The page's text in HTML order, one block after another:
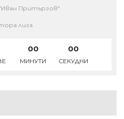
Притъргов"
лига
00
МИНУТИ
00
СЕКУДНИ